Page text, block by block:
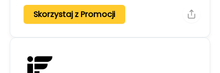
Skorzystaj z Promocji